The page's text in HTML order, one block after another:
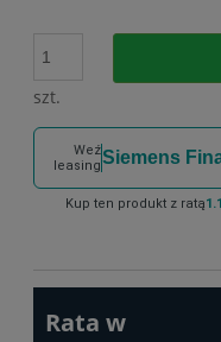
szt.
Weź
leasingSiemens
Kup ten produkt z ratą
Rata w